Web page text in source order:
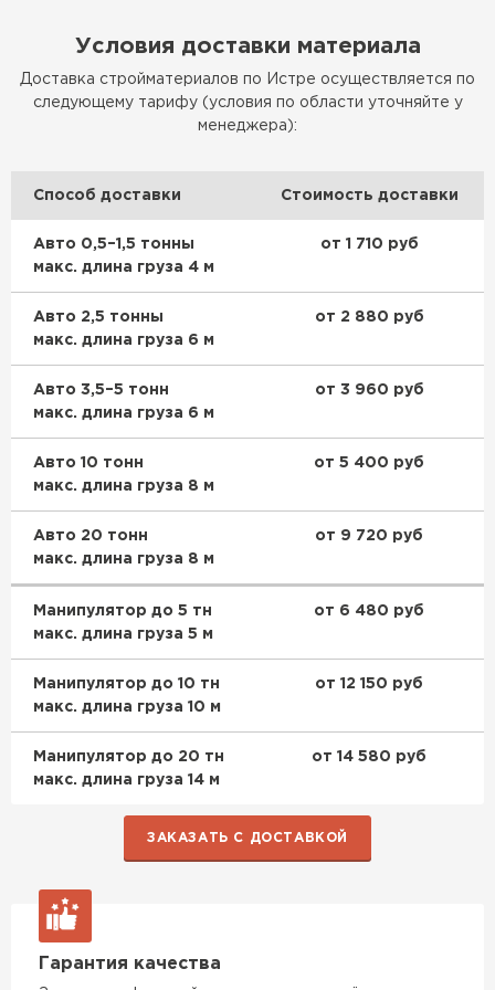
Условия доставки материала
Доставка стройматериалов по Истре осуществляется по
следующему тарифу (условия по области уточняйте у
менеджера):
Способ доставки Стоимость доставки
Авто 0,5–1,5 тонны
макс. длина груза 4 м
от 1 710 руб
Авто 2,5 тонны
макс. длина груза 6 м
от 2 880 руб
Авто 3,5–5 тонн
макс. длина груза 6 м
от 3 960 руб
Авто 10 тонн
макс. длина груза 8 м
от 5 400 руб
Авто 20 тонн
макс. длина груза 8 м
от 9 720 руб
Манипулятор до 5 тн
макс. длина груза 5 м
от 6 480 руб
Манипулятор до 10 тн
макс. длина груза 10 м
от 12 150 руб
Манипулятор до 20 тн
макс. длина груза 14 м
от 14 580 руб
ЗАКАЗАТЬ С ДОСТАВКОЙ
Гарантия качества
ПЕРЕЙТИ
Утеплитель Ruspanel
Утеплитель Hotrock
Утеплитель Xotpipe
ПЕРЕЙТИ
Утеплитель Эковер
Утеплитель Тимплэкс
Утеплитель Изовол
Утеплитель Basfiber
Утеплитель Эковер
Утеплитель Белтеп
Утеплитель Тизол
Утеплитель Термит
Утеплитель Isotec
Утеплитель Ruspanel
Утеплитель Брит
Утеплитель Xotpipe